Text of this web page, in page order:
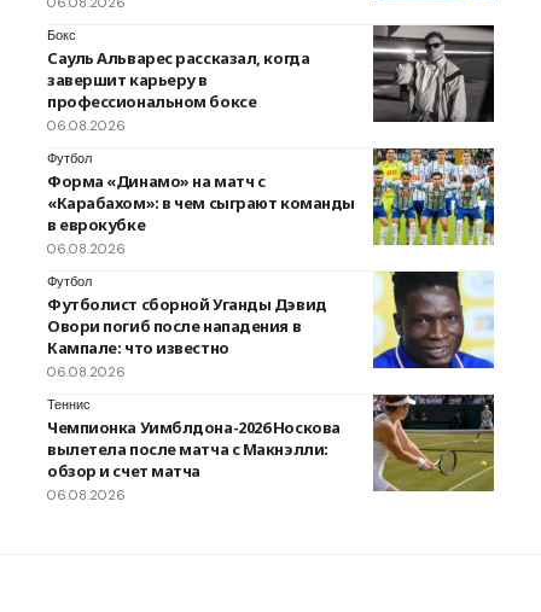
Бокс
Сауль Альварес рассказал, когда
завершит карьеру в
профессиональном боксе
06.08.2026
Футбол
Форма «Динамо» на матч с
«Карабахом»: в чем сыграют команды
в еврокубке
06.08.2026
Футбол
Футболист сборной Уганды Дэвид
Овори погиб после нападения в
Кампале: что известно
06.08.2026
Теннис
Чемпионка Уимблдона-2026 Носкова
вылетела после матча с Макнэлли:
обзор и счет матча
06.08.2026